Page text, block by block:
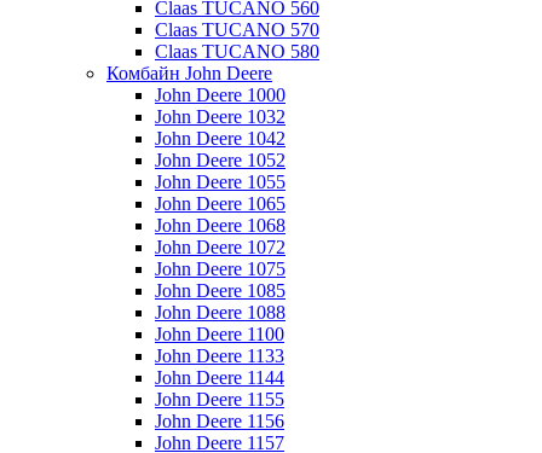
Claas TUCANO 560
Claas TUCANO 570
Claas TUCANO 580
Комбайн John Deere
John Deere 1000
John Deere 1032
John Deere 1042
John Deere 1052
John Deere 1055
John Deere 1065
John Deere 1068
John Deere 1072
John Deere 1075
John Deere 1085
John Deere 1088
John Deere 1100
John Deere 1133
John Deere 1144
John Deere 1155
John Deere 1156
John Deere 1157